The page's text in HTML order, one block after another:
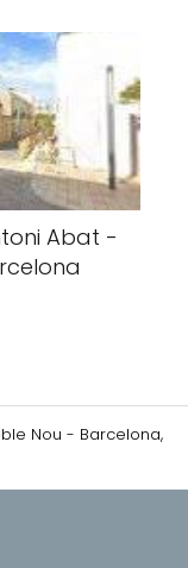
Abat -
Nou - Barcelona,